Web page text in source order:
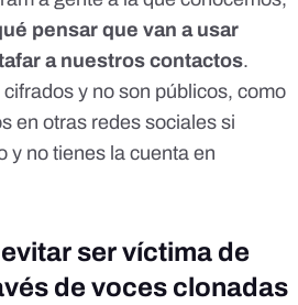
pensar que van a usar
a nuestros contactos.
y no son públicos, como
en otras redes sociales si
y no tienes la cuenta en
ser víctima de
de voces clonadas